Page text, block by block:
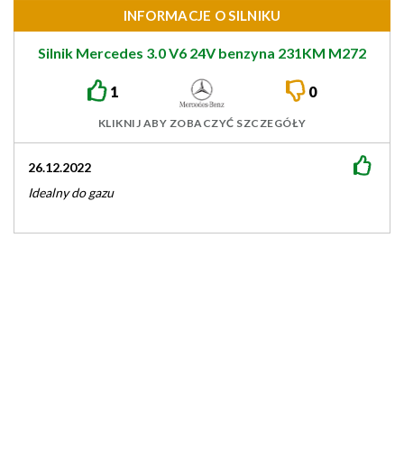
INFORMACJE O SILNIKU
Silnik Mercedes 3.0 V6 24V benzyna 231KM M272
1 0
KLIKNIJ ABY ZOBACZYĆ SZCZEGÓŁY
26.12.2022
Idealny do gazu